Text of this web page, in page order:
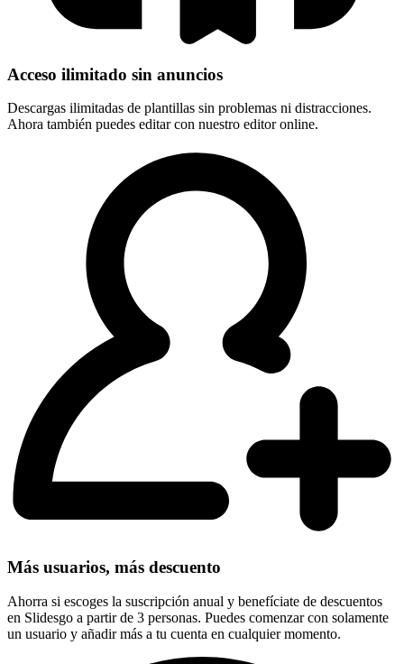
Acceso ilimitado sin anuncios
Descargas ilimitadas de plantillas sin problemas ni distracciones.
Ahora también puedes editar con nuestro editor online.
Más usuarios, más descuento
Ahorra si escoges la suscripción anual y benefíciate de descuentos
en Slidesgo a partir de 3 personas. Puedes comenzar con solamente
un usuario y añadir más a tu cuenta en cualquier momento.